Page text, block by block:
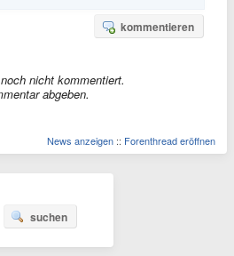
kommentieren
nicht kommentiert.
abgeben.
News anzeigen :: Forenthread eröffnen
suchen